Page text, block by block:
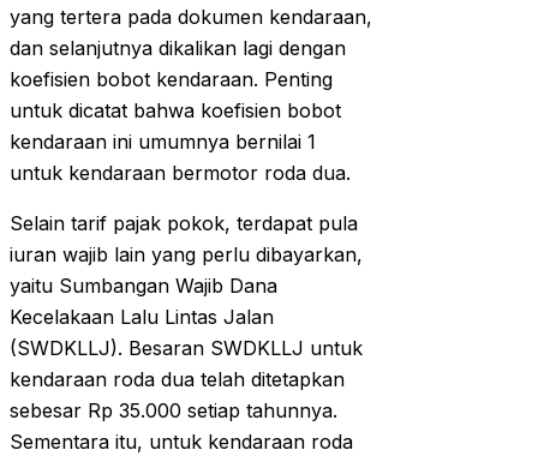
yang tertera pada dokumen kendaraan,
dan selanjutnya dikalikan lagi dengan
koefisien bobot kendaraan. Penting
untuk dicatat bahwa koefisien bobot
kendaraan ini umumnya bernilai 1
untuk kendaraan bermotor roda dua.
Selain tarif pajak pokok, terdapat pula
iuran wajib lain yang perlu dibayarkan,
yaitu Sumbangan Wajib Dana
Kecelakaan Lalu Lintas Jalan
(SWDKLLJ). Besaran SWDKLLJ untuk
kendaraan roda dua telah ditetapkan
sebesar Rp 35.000 setiap tahunnya.
Sementara itu, untuk kendaraan roda